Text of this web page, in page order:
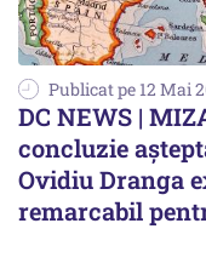
Publicat pe 12 Mai
DC NEWS |
concluzie
Ovidiu Dranga
remarcabil